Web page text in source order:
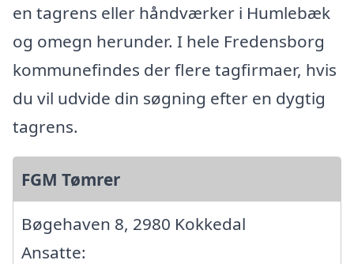
en tagrens eller håndværker i Humlebæk
og omegn herunder. I hele Fredensborg
kommunefindes der flere tagfirmaer, hvis
du vil udvide din søgning efter en dygtig
tagrens.
FGM Tømrer
Bøgehaven 8, 2980 Kokkedal
Ansatte: